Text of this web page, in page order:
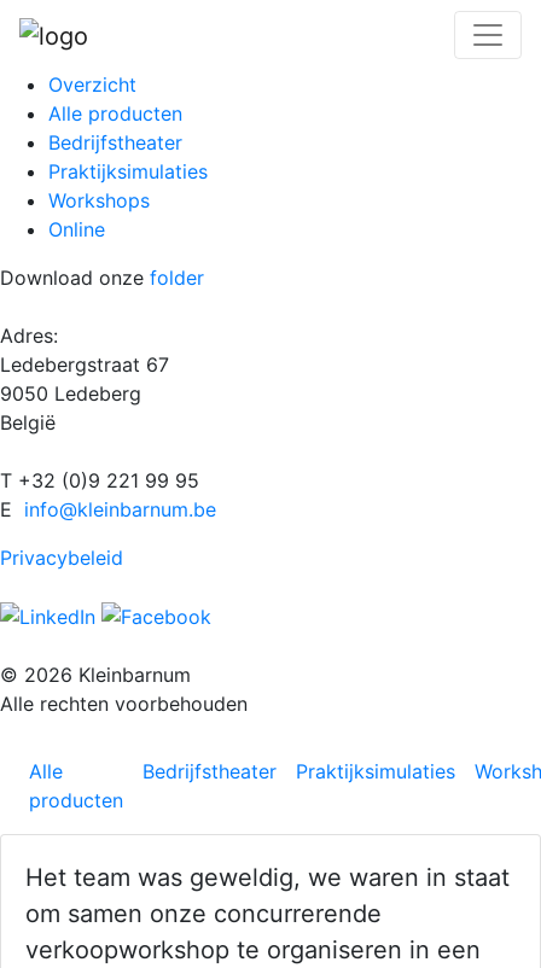
Overzicht
Alle producten
Bedrijfstheater
Praktijksimulaties
Workshops
Online
Download onze folder
Adres:
Ledebergstraat 67
9050 Ledeberg
België
T +32 (0)9 221 99 95
E info@kleinbarnum.be
Privacybeleid
© 2026 Kleinbarnum
Alle rechten voorbehouden
Alle
producten
Bedrijfstheater Praktijksimulaties
Het team was geweldig, we waren in staat
om samen onze concurrerende
verkoopworkshop te organiseren in een